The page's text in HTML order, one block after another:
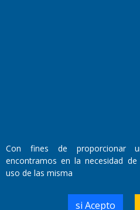
Santa Rosa, La Pampa.
Número de Registro DNDA:
Con fines de proporcionar
encontramos en la necesidad
uso de las misma
si Acepto